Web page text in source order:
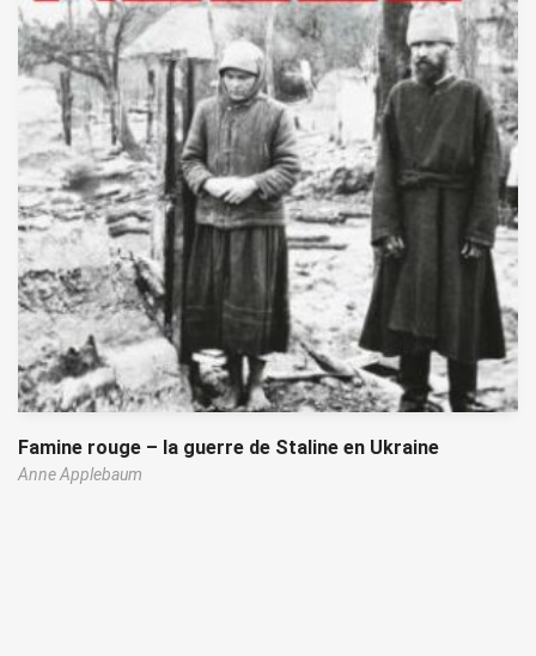
Famine rouge – la guerre de Staline en Ukraine
Anne Applebaum